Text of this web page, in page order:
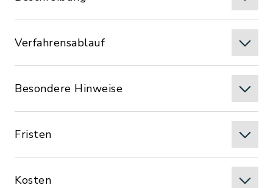
Verfahrensablauf
Besondere Hinweise
Fristen
Kosten